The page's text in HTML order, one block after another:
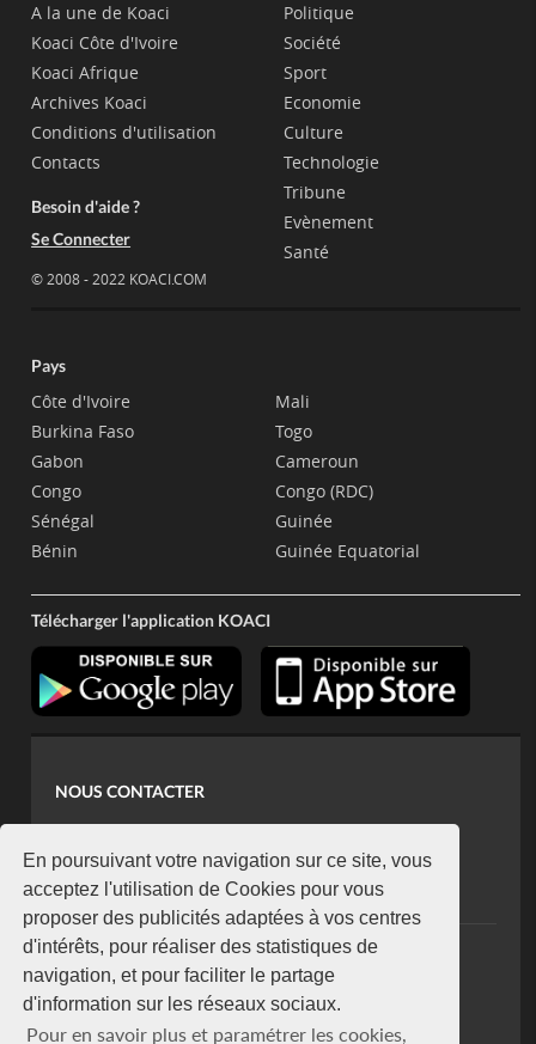
En poursuivant votre navigation sur ce site, vous
acceptez l'utilisation de Cookies pour vous
proposer des publicités adaptées à vos centres
d'intérêts, pour réaliser des statistiques de
navigation, et pour faciliter le partage
d'information sur les réseaux sociaux.
Pour en savoir plus et paramétrer les cookies,
A la une de Koaci
Koaci Côte d'Ivoire
Koaci Afrique
Archives Koaci
Conditions d'utilisation
Contacts
Besoin d'aide ?
Se Connecter
© 2008 - 2022 KOACI.COM
Politique
Société
Sport
Economie
Culture
Technologie
Tribune
Evènement
Santé
Pays
Côte d'Ivoire
Burkina Faso
Gabon
Congo
Sénégal
Bénin
Mali
Togo
Cameroun
Congo (RDC)
Guinée
Guinée Equatorial
Télécharger l'application KOACI
NOUS CONTACTER
koaci@yahoo.fr
+225 07 08 85 52 93
NEWSLETTER
Restez connecté via notre newsletter
S'abonner